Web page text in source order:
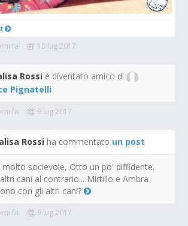
fa
10 lug 2017
Rossi è diventato amico di
Pignatelli
fa 9 lug 2017
Rossi ha commentato un post
molto socievole, Otto un po' diffidente.
cani al contrario... Mirtillo e Ambra
con gli altri cani?
fa 9 lug 2017